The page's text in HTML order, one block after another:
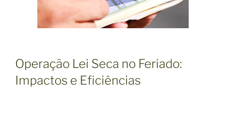
Operação Lei Seca no Feriado:
Impactos e Eficiências